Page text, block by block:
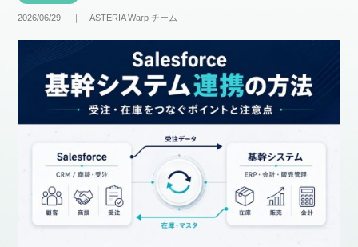
2026/06/29 ｜ASTERIA Warp チーム